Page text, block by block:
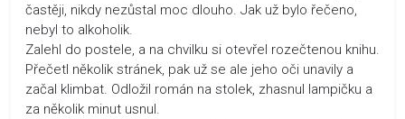
častěji, nikdy nezůstal moc dlouho. Jak už bylo řečeno,
nebyl to alkoholik.
Zalehl do postele, a na chvilku si otevřel rozečtenou knihu.
Přečetl několik stránek, pak už se ale jeho oči unavily a
začal klimbat. Odložil román na stolek, zhasnul lampičku a
za několik minut usnul.